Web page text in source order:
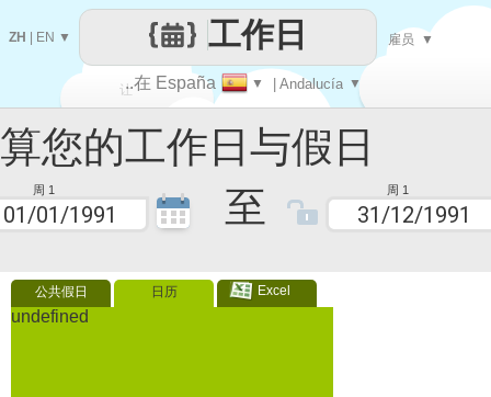
工作日与假日
周 1 至 周 1
公共假日 日历 Excel
undefined
让
每一天
..在 España ▼ | Andalucía ▼
工作日
ZH EN ▼ 雇员 ▼